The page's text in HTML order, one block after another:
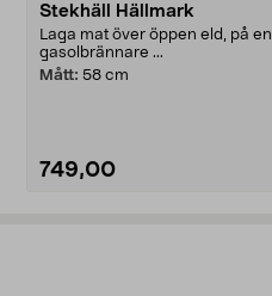
Stekhäll Hällmark
Laga mat över öppen eld, på en
gasolbrännare ...
Mått: 58 cm
749,00